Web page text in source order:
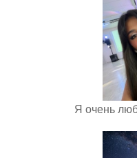
Я очень